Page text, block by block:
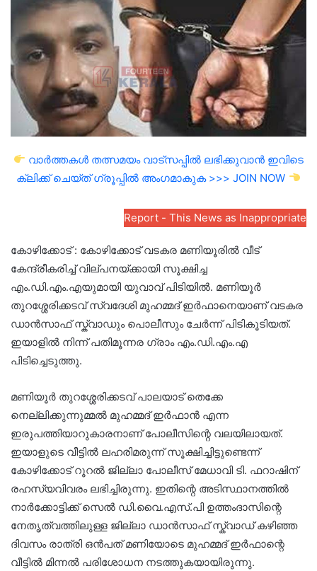
വാർത്തകൾ തത്സമയം വാട്സപ്പിൽ ലഭിക്കുവാൻ ഇവിടെ
ക്ലിക്ക് ചെയ്ത് ഗ്രൂപ്പിൽ അംഗമാകുക >>> JOIN NOW
Report - This News as Inappropriate
കോഴിക്കോട് : കോഴിക്കോട് വടകര മണിയൂരിൽ വീട്
കേന്ദ്രീകരിച്ച് വില്പനയ്ക്കായി സൂക്ഷിച്ച
എം.ഡി.എം.എയുമായി യുവാവ് പിടിയിൽ. മണിയൂർ
തുറശ്ശേരിക്കടവ് സ്വദേശി മുഹമ്മദ് ഇർഫാനെയാണ് വടകര
ഡാൻസാഫ് സ്ക്വാഡും പൊലീസും ചേർന്ന് പിടികൂടിയത്.
ഇയാളിൽ നിന്ന് പതിമൂന്നര ഗ്രാം എം.ഡി.എം.എ
പിടിച്ചെടുത്തു.
മണിയൂർ തുറശ്ശേരിക്കടവ് പാലയാട് തെക്കേ
നെല്ലിക്കുന്നുമ്മൽ മുഹമ്മദ് ഇർഫാൻ എന്ന
ഇരുപത്തിയാറുകാരനാണ് പോലീസിന്റെ വലയിലായത്.
ഇയാളുടെ വീട്ടിൽ ലഹരിമരുന്ന് സൂക്ഷിച്ചിട്ടുണ്ടെന്ന്
കോഴിക്കോട് റൂറൽ ജില്ലാ പോലീസ് മേധാവി ടി. ഫറാഷിന്
രഹസ്യവിവരം ലഭിച്ചിരുന്നു. ഇതിന്റെ അടിസ്ഥാനത്തിൽ
നാർക്കോട്ടിക്ക് സെൽ ഡി.വൈ.എസ്.പി ഉത്തംദാസിന്റെ
നേതൃത്വത്തിലുള്ള ജില്ലാ ഡാൻസാഫ് സ്ക്വാഡ് കഴിഞ്ഞ
ദിവസം രാത്രി ഒൻപത് മണിയോടെ മുഹമ്മദ് ഇർഫാന്റെ
വീട്ടിൽ മിന്നൽ പരിശോധന നടത്തുകയായിരുന്നു.